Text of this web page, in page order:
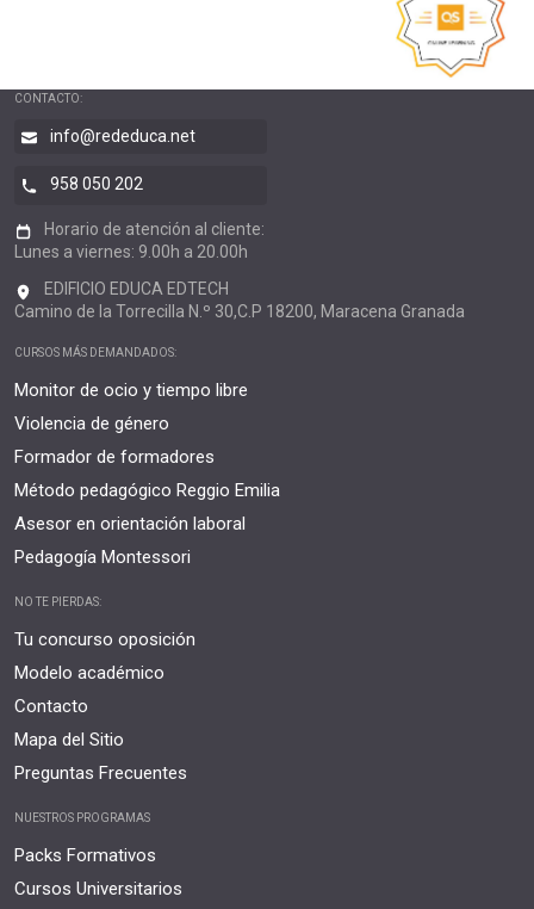
CONTACTO:
info@rededuca.net
958 050 202
Horario de atención al cliente:
Lunes a viernes: 9.00h a 20.00h
EDIFICIO EDUCA EDTECH
Camino de la Torrecilla N.º 30,C.P 18200, Maracena Granada
CURSOS MÁS DEMANDADOS:
Monitor de ocio y tiempo libre
Violencia de género
Formador de formadores
Método pedagógico Reggio Emilia
Asesor en orientación laboral
Pedagogía Montessori
NO TE PIERDAS:
Tu concurso oposición
Modelo académico
Contacto
Mapa del Sitio
Preguntas Frecuentes
NUESTROS PROGRAMAS
Packs Formativos
Cursos Universitarios